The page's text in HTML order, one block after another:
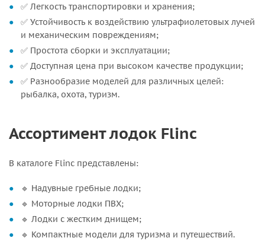
✅ Легкость транспортировки и хранения;
✅ Устойчивость к воздействию ультрафиолетовых лучей
и механическим повреждениям;
✅ Простота сборки и эксплуатации;
✅ Доступная цена при высоком качестве продукции;
✅ Разнообразие моделей для различных целей:
рыбалка, охота, туризм.
Ассортимент лодок Flinc
В каталоге Flinc представлены:
🔹 Надувные гребные лодки;
🔹 Моторные лодки ПВХ;
🔹 Лодки с жестким днищем;
🔹 Компактные модели для туризма и путешествий.